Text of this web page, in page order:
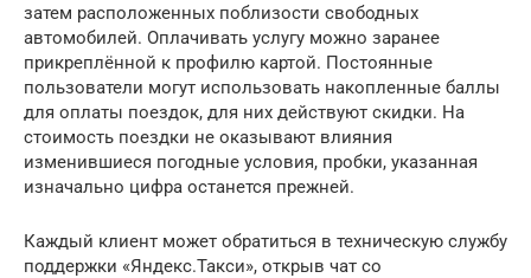
затем расположенных поблизости свободных
автомобилей. Оплачивать услугу можно заранее
прикреплённой к профилю картой. Постоянные
пользователи могут использовать накопленные баллы
для оплаты поездок, для них действуют скидки. На
стоимость поездки не оказывают влияния
изменившиеся погодные условия, пробки, указанная
изначально цифра останется прежней.
Каждый клиент может обратиться в техническую службу
поддержки «Яндекс.Такси», открыв чат со